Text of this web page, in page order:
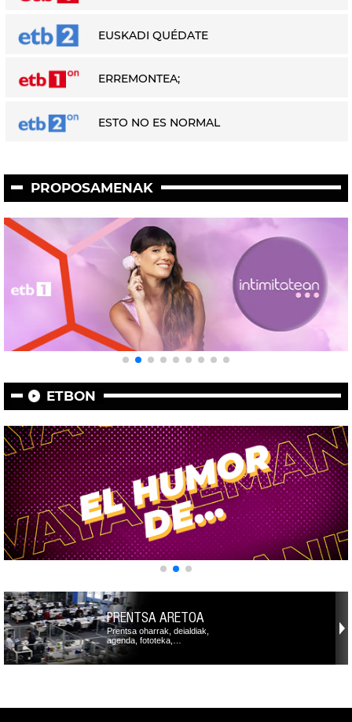
EUSKADI QUÉDATE
ERREMONTEA;
ESTO NO ES NORMAL
PROPOSAMENAK
ETBON
PRENTSA ARETOA
Prentsa oharrak, deialdiak,
agenda, fototeka,…